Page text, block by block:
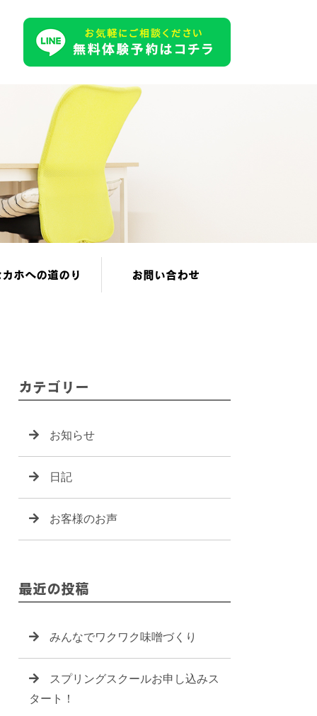
カホへの道のり お問い合わせ
カテゴリー
お知らせ
日記
お客様のお声
最近の投稿
みんなでワクワク味噌づくり
スプリングスクールお申し込みス
タート！